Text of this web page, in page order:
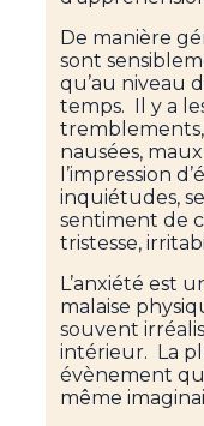
De manière
sont
qu’au niveau
temps. Il y a
nausées,
l’impression
inquiétudes,
sentiment de
tristesse,
L’anxiété est
malaise
souvent
intérieur. La
évènement
même